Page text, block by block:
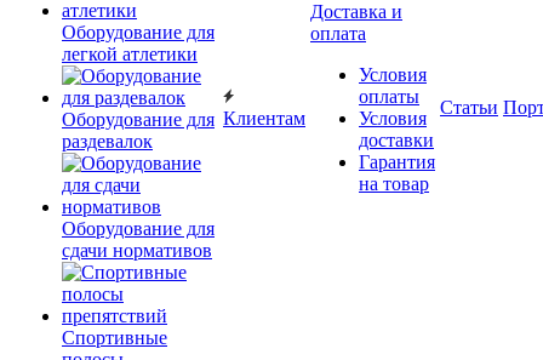
Оборудование для
легкой атлетики
Оборудование для
раздевалок
Оборудование для
сдачи нормативов
Спортивные
Клиентам
Доставка и
оплата
Условия
оплаты
Условия
доставки
Гарантия
на товар
Статьи